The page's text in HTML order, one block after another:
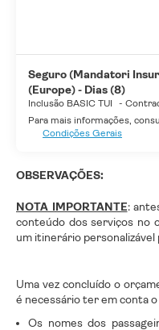
Seguro (Mandatori
(Europe) - Dias (8)
Inclusão BASIC TUI -
Para mais informações,
Condições Gerais
OBSERVAÇÕES:
NOTA IMPORTANTE:
conteúdo dos serviços no
um itinerário personalizável
Uma vez concluído o
é necessário ter em conta
Os nomes dos